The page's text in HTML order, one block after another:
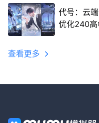
代号：云
优化240高
查看更多